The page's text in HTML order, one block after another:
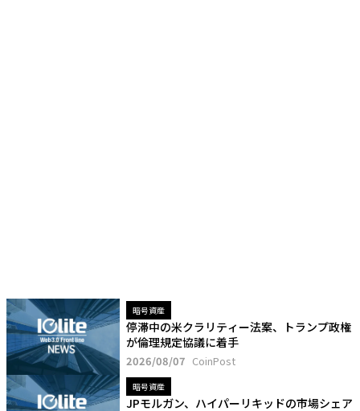
暗号資産
停滞中の米クラリティー法案、トランプ政権
が倫理規定協議に着手
2026/08/07 CoinPost
暗号資産
JPモルガン、ハイパーリキッドの市場シェア